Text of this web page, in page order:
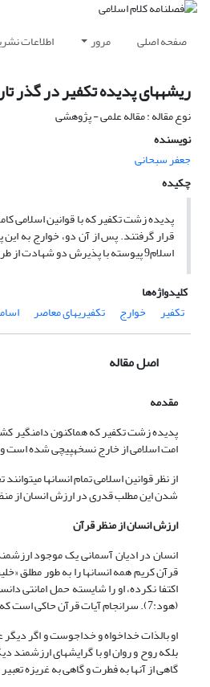
صفحه اصلی مرور اطلاعات
ریشه‏های پدیده تکفیر در گذر
نوع مقاله : مقاله علمی - پژوهشی
نویسنده
جعفر سبحانی
چکیده
پدیده زشت تکفیر که با قوانین اسلامی
قرار گرفتند. پس از آن دو، خوارج به
اسلام9 پیوسته با پذیرش دو شهادت از طرف مقابل، ایمان و اسلام او را می‏پذیرفت و هرگز پیرامون مسائل کلامی که دستاویز تکفیری‏هاست، سخن نمی‏گفت.
کلیدواژه‌ها
تکفیر
خوارج تکفیری‏های معاصر
اصل مقاله
مقدمه
پدیده زشت تکفیر که هم‏اکنون دامن‏گیر
امت اسلامی از خارج نسخه‏پیچی شده است و
از نظر قوانین اسلامی تمام انسان‏ها
شدن این مطلب قدری در ارزش انسان از
ارزش انسان از منظر قرآن
انسان در ادیان آسمانی یک موجود
(هود:7). سرانجام آیات قرآن حاکی است که خدا، آفتاب و ماه را به سود او تسخیر نموده است (ابراهیم: 33).
بلکه روح و روان او با گرایش‏های ارزشمند
گاهی از آنها به فطرت و گاهی به غریزه